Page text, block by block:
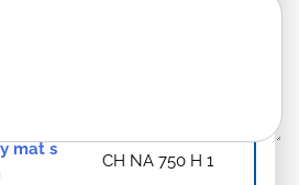
mat s
CH NA 750 H 1